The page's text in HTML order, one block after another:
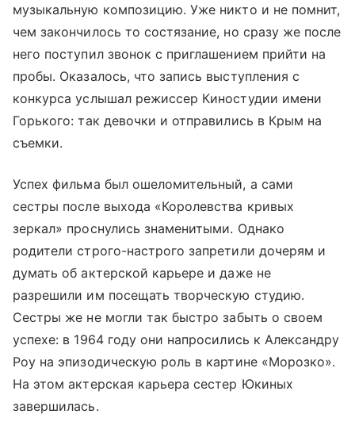
музыкальную композицию. Уже никто и не помнит,
чем закончилось то состязание, но сразу же после
него поступил звонок с приглашением прийти на
пробы. Оказалось, что запись выступления с
конкурса услышал режиссер Киностудии имени
Горького: так девочки и отправились в Крым на
съемки.
Успех фильма был ошеломительный, а сами
сестры после выхода «Королевства кривых
зеркал» проснулись знаменитыми. Однако
родители строго-настрого запретили дочерям и
думать об актерской карьере и даже не
разрешили им посещать творческую студию.
Сестры же не могли так быстро забыть о своем
успехе: в 1964 году они напросились к Александру
Роу на эпизодическую роль в картине «Морозко».
На этом актерская карьера сестер Юкиных
завершилась.